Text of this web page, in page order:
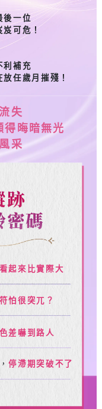
後一位
可危！
利補充
任歲月摧殘！
失
得晦暗無光
采
跡
密碼
起來比實際大
怕很突兀？
差嚇到路人
停滯期突破不了